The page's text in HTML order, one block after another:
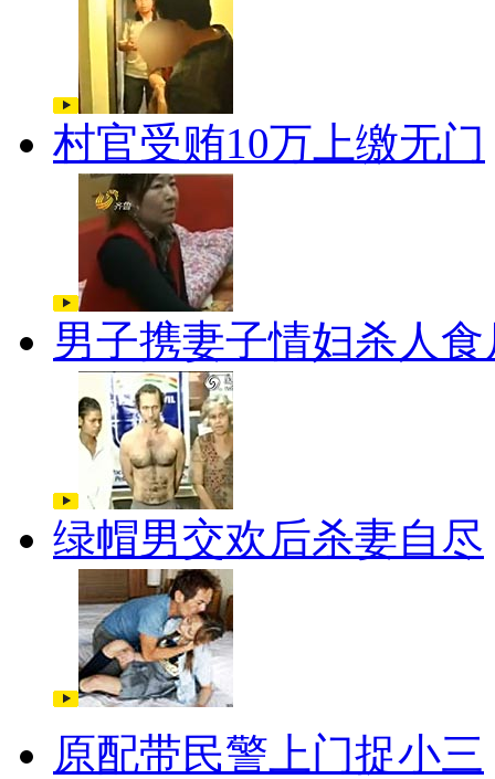
村官受贿10万上缴无门
男子携妻子情妇杀人食
绿帽男交欢后杀妻自尽
原配带民警上门捉小三